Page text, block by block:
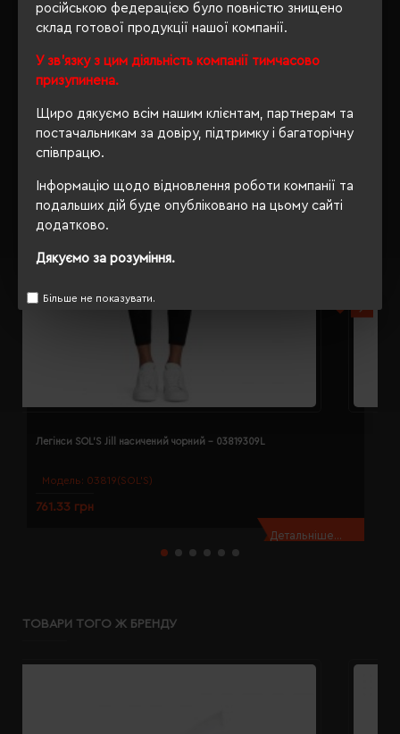
російською федерацією було повністю знищено
склад готової продукції нашої компанії.
У зв'язку з цим діяльність компанії тимчасово
призупинена.
Щиро дякуємо всім нашим клієнтам, партнерам та
постачальникам за довіру, підтримку і багаторічну
співпрацю.
Інформацію щодо відновлення роботи компанії та
подальших дій буде опубліковано на цьому сайті
додатково.
Дякуємо за розуміння.
Більше не показувати.
Модель: 03819(SOL’S)
Легінси SOL'S Jill насичений чорний - 03819309L
761.33 грн
Детальніше...
ТОВАРИ ТОГО Ж БРЕНДУ